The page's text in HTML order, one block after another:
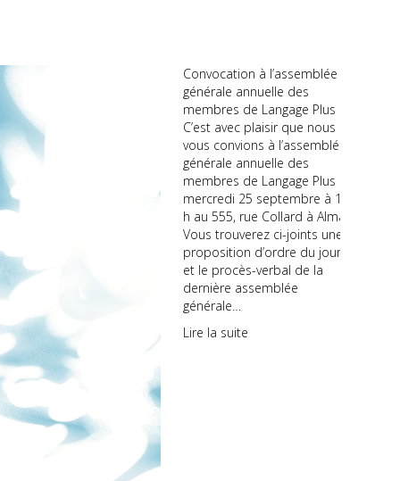
Convocation à l’assemblée
générale annuelle des
membres de Langage Plus
C’est avec plaisir que nous
vous convions à l’assemblée
générale annuelle des
membres de Langage Plus le
mercredi 25 septembre à 17
h au 555, rue Collard à Alma.
Vous trouverez ci-joints une
proposition d’ordre du jour
et le procès-verbal de la
dernière assemblée
générale…
Lire la suite